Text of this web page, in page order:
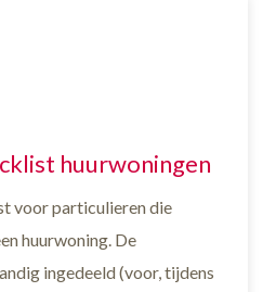
huurwoningen
voor particulieren die
huurwoning. De
ingedeeld (voor, tijdens